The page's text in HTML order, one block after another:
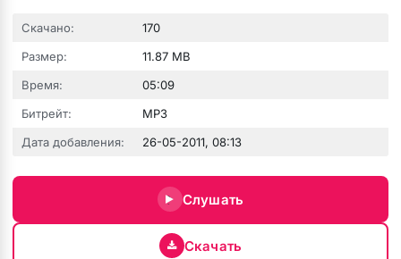
Скачано:
170
Размер:
11.87 MB
Время:
05:09
Битрейт:
MP3
Дата добавления:
26-05-2011, 08:13
Слушать
Скачать